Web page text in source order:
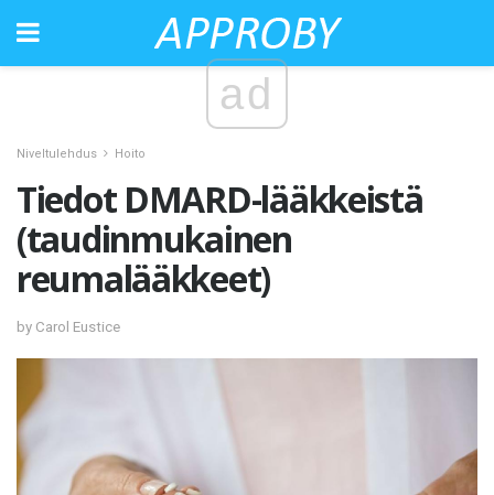
ad
Niveltulehdus Hoito
Tiedot DMARD-lääkkeistä
(taudinmukainen
reumalääkkeet)
by Carol Eustice